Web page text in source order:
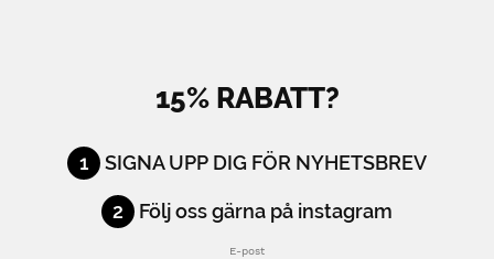
15% RABATT?
1 SIGNA UPP DIG FÖR NYHETSBREV
2 Följ oss gärna på instagram
E-post